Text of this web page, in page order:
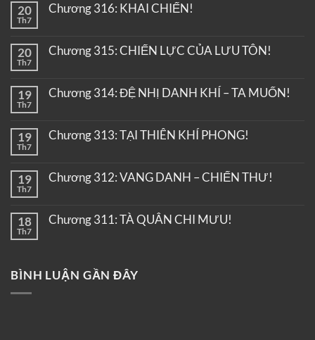
20
Th7
Chương 316: KHAI CHIẾN!
20
Th7
Chương 315: CHIẾN LỰC CỦA LƯU TÔN!
19
Th7
Chương 314: ĐỆ NHỊ DANH KHÍ – TA MUỐN!
19
Th7
Chương 313: TẠI THIÊN KHÍ PHONG!
19
Th7
Chương 312: VANG DANH – CHIẾN THƯ!
18
Th7
Chương 311: TÀ QUÂN CHI MƯU!
BÌNH LUẬN GẦN ĐÂY